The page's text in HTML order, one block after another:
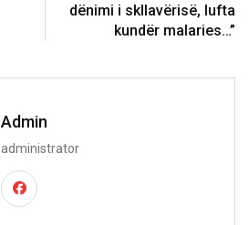
dënimi i skllavërisë, lufta
kundër malaries…”
Admin
administrator